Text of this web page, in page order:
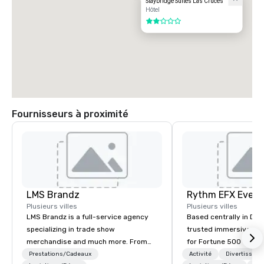
Hôtel
2 sur 5
Fournisseurs à proximité
LMS Brandz
Plusieurs villes
LMS Brandz is a full-service agency
specializing in trade show
merchandise and much more. From
booth giveaways and branded apparel
Prestations/Cadeaux
Plusieurs villes
Based centrally in
trusted immersive
for Fortune 500
2012. We deliver stunning premium AV
Activité